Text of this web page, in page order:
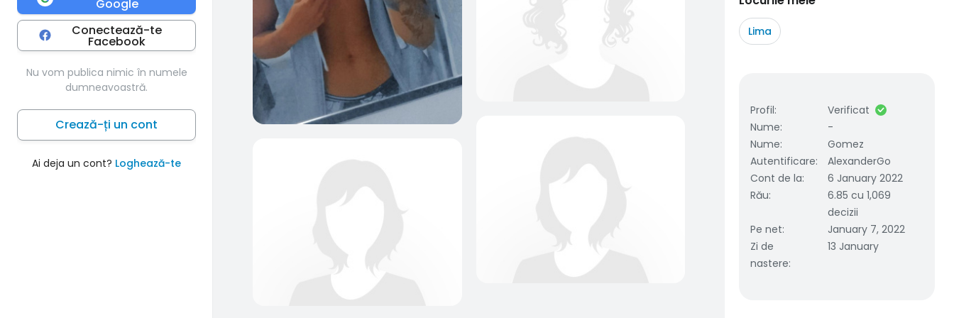
Google
Conectează-te
Facebook
Nu vom publica nimic în numele
dumneavoastră.
Crează-ți un cont
Ai deja un cont? Loghează-te
Lima
Profil:
Verificat
Nume:
-
Nume:
Gomez
Autentificare:
AlexanderGo
Cont de la:
6 January 2022
Rău:
6.85 cu 1,069
decizii
Pe net:
January 7, 2022
Zi de
nastere:
13 January